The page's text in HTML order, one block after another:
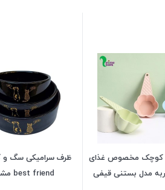
کوچک مخصوص غذای
مدل بستنی قیفی
best friend مشکی